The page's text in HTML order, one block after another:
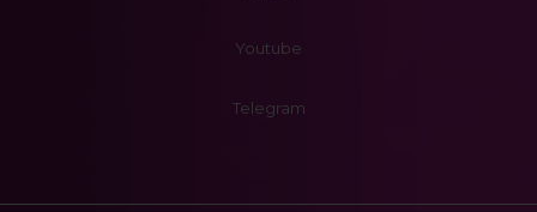
Youtube
Telegram